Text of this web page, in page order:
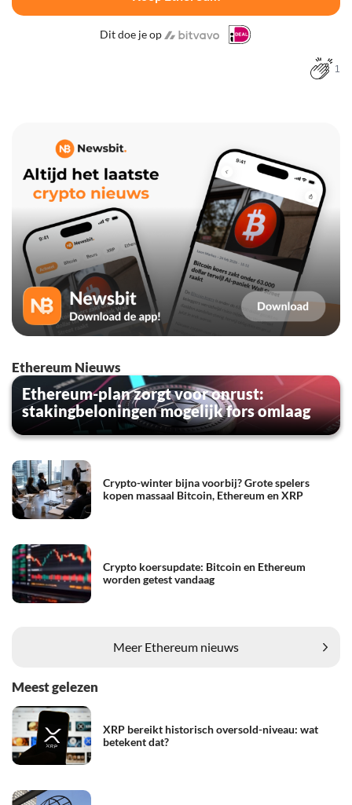
Dit doe je op
1
Ethereum Nieuws
Ethereum-plan zorgt voor onrust:
stakingbeloningen mogelijk fors omlaag
Crypto-winter bijna voorbij? Grote spelers
kopen massaal Bitcoin, Ethereum en XRP
Crypto koersupdate: Bitcoin en Ethereum
worden getest vandaag
Meer Ethereum nieuws
Meest gelezen
XRP bereikt historisch oversold-niveau: wat
betekent dat?